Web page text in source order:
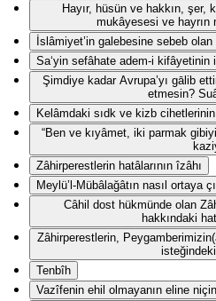
Hayır, hüsün ve hakkın, şer,
mukâyesesi ve hayrın
İslâmiyet’in galebesine sebeb
Sa‘yin sefâhate adem-i kifâyetinin
Şimdiye kadar Avrupa’yı gālib
etmesin?
Kelâmdaki sıdk ve kizb
“Ben ve kıyâmet, iki parmak
Zâhirperestlerin hatâlarının îzâhı
Meylü’l-Mübâlağâtın nasıl ortaya
Câhil dost hükmünde olan
hakkındaki
Zâhirperestlerin,
Tenbîh
Vazîfenin ehil olmayanın eline